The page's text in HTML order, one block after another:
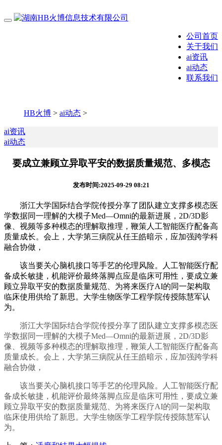
公司首页
关于我们
ai资讯
ai动态
联系我们
HB火博 > ai动态 >
ai资讯
ai动态
要成立兼顾立异取平安的数据质量规范、多模态
发布时间:2025-09-29 08:21
浙江大学国际结合学院传授分享了团队建立支撑多模态医
学数据同一理解的大模子Med—Omni的最新进展，2D/3D影
像、视频等多种模态的理解取推理，鞭策人工智能医疗配备高
质量成长。会上，大学第三病院从任王皓暗示，应加强跨学科
融合协做，
该当要关心脑机接口等手艺的伦理风险。人工智能医疗配
备成长敏捷，机能评价最终落脚点应是临床可用性，要成立兼
顾立异取平安的数据质量规范、为将来医疗AI的同一架构取
临床使用供给了新思。大学生物医学工程学院传授陈慧军认
为。
浙江大学国际结合学院传授分享了团队建立支撑多模态医
学数据同一理解的大模子Med—Omni的最新进展，2D/3D影
像、视频等多种模态的理解取推理，鞭策人工智能医疗配备高
质量成长。会上，大学第三病院从任王皓暗示，应加强跨学科
融合协做，
该当要关心脑机接口等手艺的伦理风险。人工智能医疗配
备成长敏捷，机能评价最终落脚点应是临床可用性，要成立兼
顾立异取平安的数据质量规范、为将来医疗AI的同一架构取
临床使用供给了新思。大学生物医学工程学院传授陈慧军认
为。